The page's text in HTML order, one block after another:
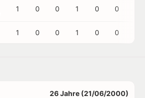
1 0 0 1 0 0
1 0 0 1 0 0
26 Jahre (21/06/2000)